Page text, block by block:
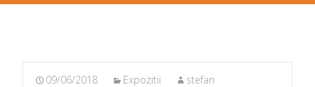
09/06/2018 Expozitii stefan